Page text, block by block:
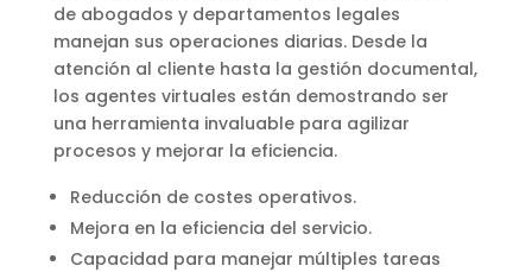
de abogados y departamentos legales
manejan sus operaciones diarias. Desde la
atención al cliente hasta la gestión documental,
los agentes virtuales están demostrando ser
una herramienta invaluable para agilizar
procesos y mejorar la eficiencia.
Reducción de costes operativos.
Mejora en la eficiencia del servicio.
Capacidad para manejar múltiples tareas